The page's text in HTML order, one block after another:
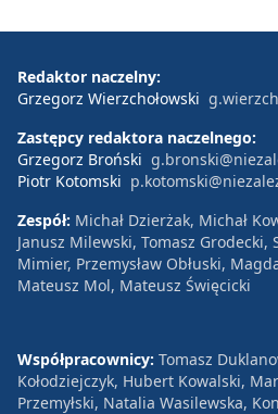
Redaktor naczelny:
Grzegorz Wierzchołowski
Zastępcy redaktora naczelnego:
Grzegorz Broński
Piotr Kotomski
Zespół: Michał Dzierżak, Michał
Janusz Milewski, Tomasz
Mimier, Przemysław Obłuski,
Mateusz Mol, Mateusz Święcicki
Współpracownicy: Tomasz
Kołodziejczyk, Hubert Kowalski,
Przemyłski, Natalia Wasilewska,